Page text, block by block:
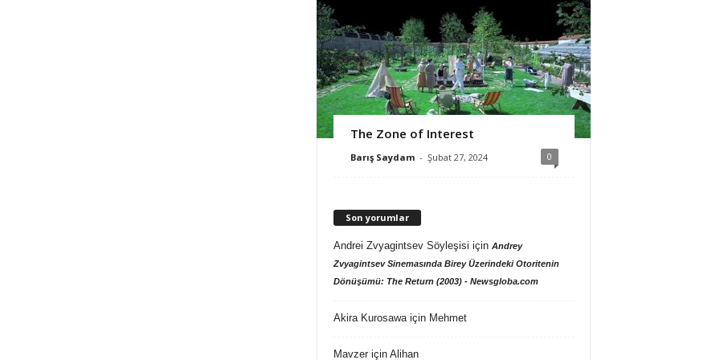
The Zone of Interest
Barış Saydam - Şubat 27, 2024 0
Son yorumlar
Andrei Zvyagintsev Söyleşisi için Andrey
Zvyagintsev Sinemasında Birey Üzerindeki Otoritenin
Dönüşümü: The Return (2003) - Newsgloba.com
Akira Kurosawaiçin Mehmet
Mavzeriçin Alihan